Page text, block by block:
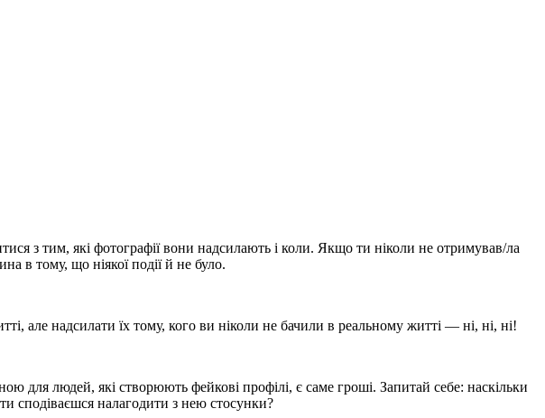
з тим, які фотографії вони надсилають і коли. Якщо ти ніколи не отримував/ла
в тому, що ніякої події й не було.
але надсилати їх тому, кого ви ніколи не бачили в реальному житті — ні, ні, ні!
людей, які створюють фейкові профілі, є саме гроші. Запитай себе: наскільки
сподіваєшся налагодити з нею стосунки?